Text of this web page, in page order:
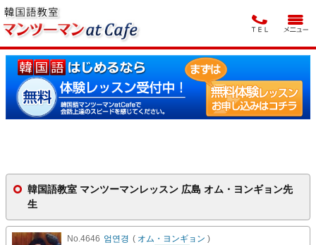
韓国語教室 マンツーマンレッスン 広島 オム・ヨンギョン先
生
No.4646 엄연경 ( オム・ヨンギョン )